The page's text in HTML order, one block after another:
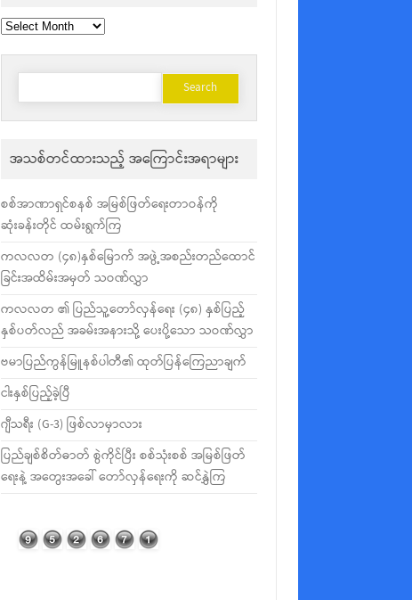
Archives
Search
အသစ်တင်ထားသည့် အကြောင်းအရာများ
စစ်အာဏာရှင်စနစ် အမြစ်ဖြတ်ရေးတာဝန်ကို
ဆုံးခန်းတိုင် ထမ်းရွက်ကြ
ကလလတ (၄၈)နှစ်မြောက် အဖွဲ့အစည်းတည်ထောင်
ခြင်းအထိမ်းအမှတ် သဝဏ်လွှာ
ကလလတ ၏ ပြည်သူ့တော်လှန်ရေး (၄၈) နှစ်ပြည့်
နှစ်ပတ်လည် အခမ်းအနားသို့ ပေးပို့သော သဝဏ်လွှာ
ဗမာပြည်ကွန်မြူနစ်ပါတီ၏ ထုတ်ပြန်ကြေညာချက်
ငါးနှစ်ပြည့်ခဲ့ပြီ
ဂျီသရီး (G-3) ဖြစ်လာမှာလား
ပြည်ချစ်စိတ်ဓာတ် စွဲကိုင်ပြီး စစ်သုံးစစ် အမြစ်ဖြတ်
ရေးနဲ့ အတွေးအခေါ် တော်လှန်ရေးကို ဆင်နွှဲကြ